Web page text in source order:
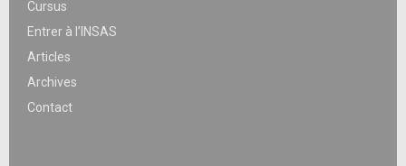
Cursus
Entrer à l’INSAS
Articles
Archives
Contact